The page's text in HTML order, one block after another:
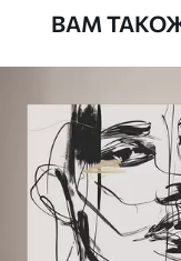
Від392.00грн
✓Яскраві,
✓Стійкість до
✓Безпечне чорнило
✗ Поверхня з
✗Екологічний
ВАМ